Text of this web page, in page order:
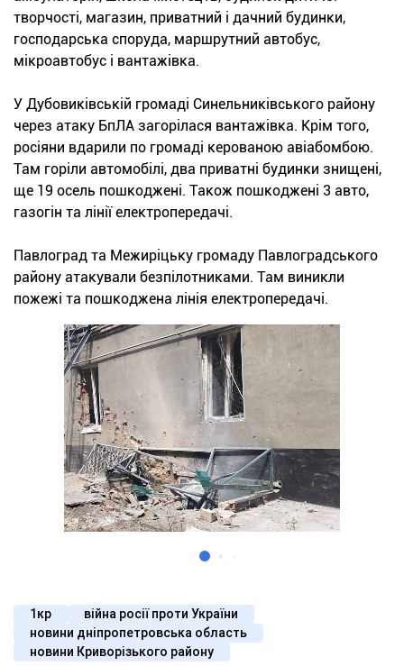
творчості, магазин, приватний і дачний будинки,
господарська споруда, маршрутний автобус,
мікроавтобус і вантажівка.
У Дубовиківській громаді Синельниківського району
через атаку БпЛА загорілася вантажівка. Крім того,
росіяни вдарили по громаді керованою авіабомбою.
Там горіли автомобілі, два приватні будинки знищені,
ще 19 осель пошкоджені. Також пошкоджені 3 авто,
газогін та лінії електропередачі.
Павлоград та Межиріцьку громаду Павлоградського
району атакували безпілотниками. Там виникли
пожежі та пошкоджена лінія електропередачі.
1кр
війна росії проти України
новини дніпропетровська область
новини Криворізького району